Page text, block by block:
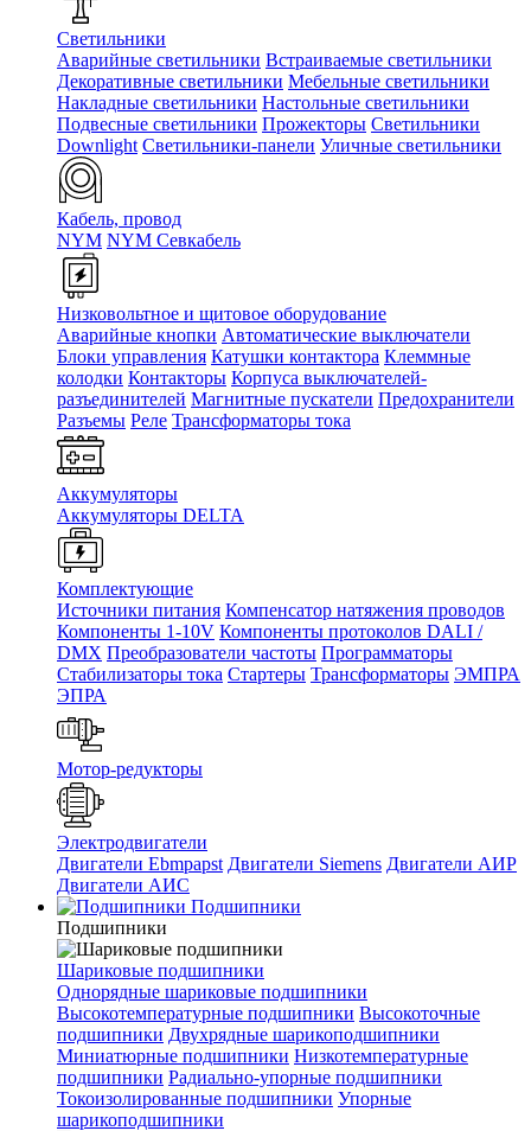
Светильники
Аварийные светильники Встраиваемые светильники
Декоративные светильники Мебельные светильники
Накладные светильники Настольные светильники
Подвесные светильники Прожекторы Светильники
Downlight Светильники-панели Уличные светильники
Кабель, провод
NYM NYM Севкабель
Низковольтное и щитовое оборудование
Аварийные кнопки Автоматические выключатели
Блоки управления Катушки контактора Клеммные
колодки Контакторы Корпуса выключателей-
разъединителей Магнитные пускатели Предохранители
Разъемы Реле Трансформаторы тока
Аккумуляторы
Аккумуляторы DELTA
Комплектующие
Источники питания Компенсатор натяжения проводов
Компоненты 1-10V Компоненты протоколов DALI /
DMX Преобразователи частоты Программаторы
Стабилизаторы тока Стартеры Трансформаторы ЭМПРА
ЭПРА
Мотор-редукторы
Электродвигатели
Двигатели Ebmpapst Двигатели Siemens Двигатели АИР
Двигатели АИС
Подшипники
Подшипники
Шариковые подшипники
Однорядные шариковые подшипники
Высокотемпературные подшипники Высокоточные
подшипники Двухрядные шарикоподшипники
Миниатюрные подшипники Низкотемпературные
подшипники Радиально-упорные подшипники
Токоизолированные подшипники Упорные
шарикоподшипники